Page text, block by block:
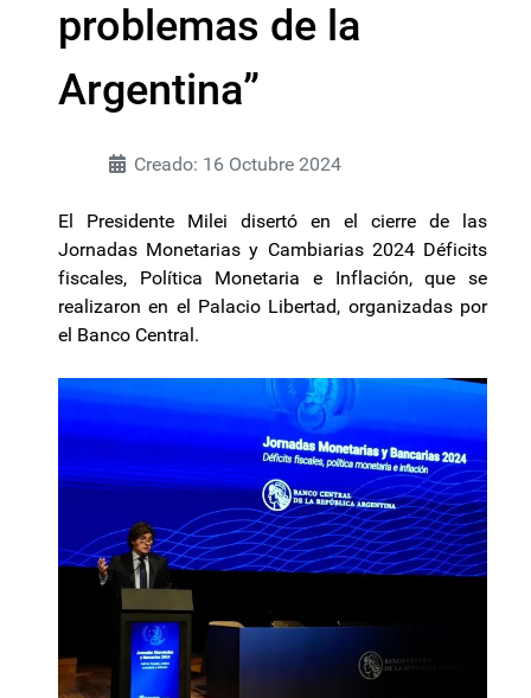
problemas de la
Argentina”
Creado: 16 Octubre 2024
El Presidente Milei disertó en el cierre de las
Jornadas Monetarias y Cambiarias 2024 Déficits
fiscales, Política Monetaria e Inflación, que se
realizaron en el Palacio Libertad, organizadas por
el Banco Central.